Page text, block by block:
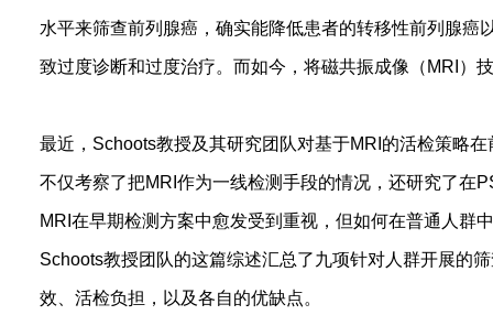
水平来筛查前列腺癌，确实能降低患者的转移性前列腺癌
致过度诊断和过度治疗。而如今，将磁共振成像（MRI）
最近，Schoots教授及其研究团队对基于MRI的活检策略
不仅考察了把MRI作为一线检测手段的情况，还研究了在
MRI在早期检测方案中愈发受到重视，但如何在普通人群
Schoots教授团队的这篇综述汇总了九项针对人群开展的
效、活检负担，以及各自的优缺点。